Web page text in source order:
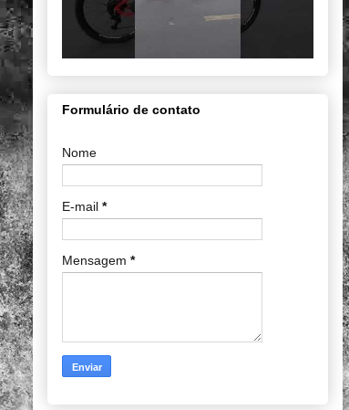
Formulário de contato
Nome
E-mail *
Mensagem *